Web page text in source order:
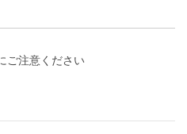
ご注意ください